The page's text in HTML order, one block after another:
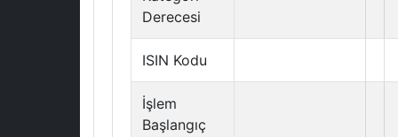
Derecesi
ISIN Kodu
İşlem
Başlangıç